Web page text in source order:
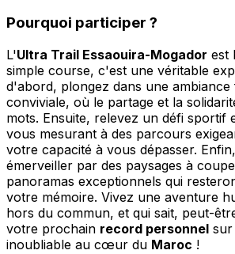
Pourquoi participer ?
L'Ultra Trail Essaouira-Mogador est
simple course, c'est une véritable
d'abord, plongez dans une ambiance
conviviale, où le partage et la
mots. Ensuite, relevez un défi sportif
vous mesurant à des parcours
votre capacité à vous dépasser.
émerveiller par des paysages à
panoramas exceptionnels qui
votre mémoire. Vivez une aventure
hors du commun, et qui sait, peut-
votre prochain record personnel
inoubliable au cœur du Maroc !